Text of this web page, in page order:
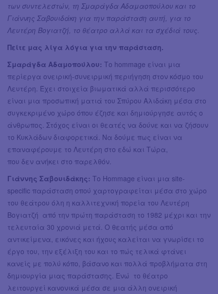
των συντελεστών, τη Σμαράγδα Αδαμαοπούλου και το
Γιάννης Σαβουιδάκη για την παράσταση αυτή, για το
Λευτέρη Βογιατζή, το θέατρο αλλά και τα σχέδιά τους.
Πείτε μας λίγα λόγια για την παράσταση.
Σμαράγδα Αδαμοπούλου: Το hommage είναι μια
περίεργα ονειρική-συνειρμική περιήγηση στον κόσμο του
Λευτέρη. Έχει στοιχεία βιωματικά αλλά περισσότερο
είναι μια προσωπική ματιά του Σπύρου Αλιδάκη μέσα στο
συγκεκριμένο χώρο όπου έζησε και δημιούργησε αυτός ο
άνθρωπος. Στόχος είναι οι θεατές να δούνε και να ζήσουν
το Κυκλάδων διαφορετικά. Να δούμε πως είναι να
επαναφέρουμε το Λευτέρη στο εδώ και Τώρα,
που δεν ανήκει στο παρελθόν.
Γιάννης Σαβουιδάκης: Το Hommage είναι μια site-
specific παράσταση οπού χαρτογραφείται μέσα στο χώρο
του θεάτρου όλη η καλλιτεχνική πορεία του Λευτέρη
Βογιατζή από την πρώτη παράσταση το 1982 μέχρι και την
τελευταία 30 χρονιά μετά. Ο θεατής μέσα από
αντικείμενα, εικόνες και ήχους καλείται να γνωρίσει το
έργο του, την εξέλιξη του και το πώς τελικά φτάνει
κανείς με πολύ κόπο, βάσανο και πολλά προβλήματα στη
δημιουργία μιας παράστασης. Ενώ το θέατρο
λειτουργεί κανονικά μέσα σε μια άλλη ονειρική